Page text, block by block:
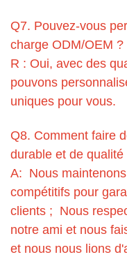
Q7. Pouvez-vous
charge ODM/OEM ?
R : Oui, avec des
pouvons
uniques pour vous.
Q8. Comment faire
durable et de qualité
A: Nous
compétitifs pour
clients ; Nous
notre ami et nous
et nous nous lions